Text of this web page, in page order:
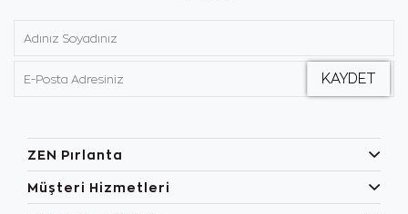
ZEN Pırlanta
Müşteri Hizmetleri